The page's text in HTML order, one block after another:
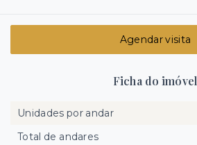
Agendar visita
Ficha do imóvel
Unidades por andar
Total de andares